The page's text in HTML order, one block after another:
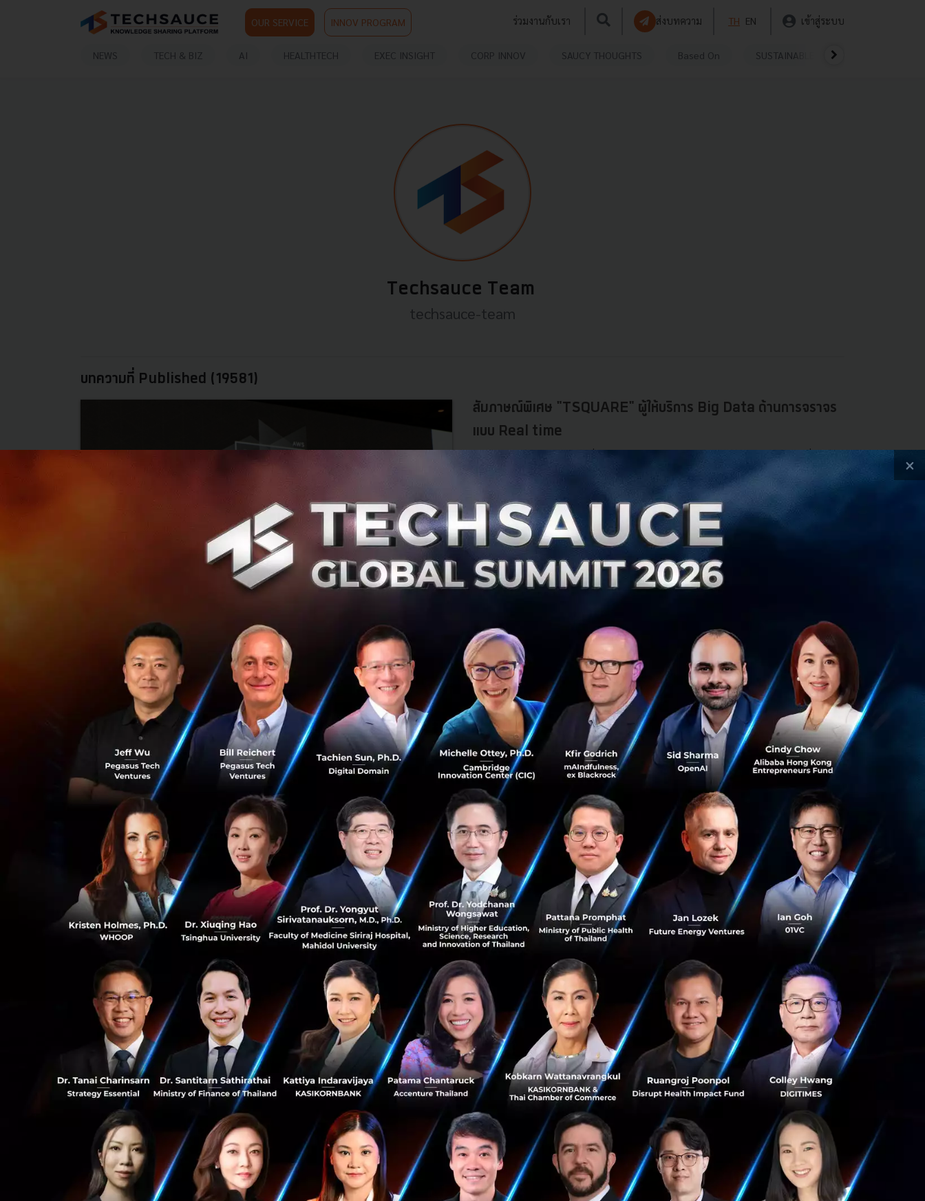
OUR SERVICE INNOV PROGRAM ร่วมงานกับเรา ส่งบทความ TH EN เข้าสู่ระบบ
NEWS TECH & BIZ AI HEALTHTECH EXEC INSIGHT CORP INNOV SAUCY THOUGHTS Based On SUSTAINABLE
Techsauce Team
techsauce-team
บทความที่ Published (19581)
สัมภาษณ์พิเศษ "TSQUARE" ผู้ให้บริการ Big Data ด้านการจราจร
แบบ Real time
ในงาน AWS Summit 2016 ที่สิงคโปร์ เราได้พบและรู้จักกับ TSQUARE ผลงานไทยที่ได้ไป
มิถุนายน 12, 2016| ByTechsauce Team
1
แอปฝีมือคนไทย Piggipo ช่วยอัปเดตรายการใช้จ่ายบัตรเครดิตของ
คุณโดยอัตโนมัติ ได้เป็นเจ้าแรกของเอเชียตะวันออกเฉียงใต้
พร้อมให้บริการแล้ววันนี้! Piggipo ประกาศเปิดตัวเวอร์ชั่นใหม่ 4.0 (Beta) ด้วยฟีเจอร์ใหม่สุด
ล้ำ "ระบบอัปเดตรายการใช้จ่ายอัตโนมัติ"ได้เป็นเจ้าแรกของเอเชียตะวันออกเฉียงใต้ ตอบ
โจทย์ผู้ใ...
มิถุนายน 11, 2016 | ByTechsauce Team
0
News PR News Startup FinTech piggipo
Asiola teams up with HUBBA Thailand to launch series
of crowdfunding workshops
Bangkok, June 2016 - the first crowdfunding platform curated for Thailand is
joining forces with Bangkok’s hottest co-working space to inspire the city’s
innovators and makers to g...
June 10, 2016| ByTechsauce Team
0
PR News asiola News
×